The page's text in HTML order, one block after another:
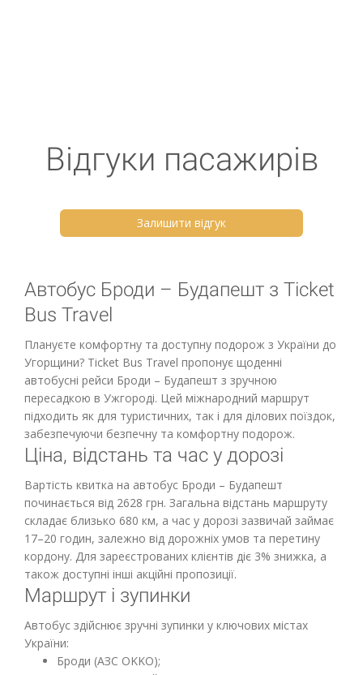
Автобуси з Броди
Автобуси в Будапешт
Ужгород - Будапешт
Від 1300 грн.
Львів - Будапешт
Львів - Будапешт
Від 1500 грн.
Ужгород - Будапешт
Від 1400 грн.
Відгуки пасажирів
Залишити відгук
Автобус Броди – Будапешт з Ticket
Bus Travel
Плануєте комфортну та доступну подорож з України до
Угорщини? Ticket Bus Travel пропонує щоденні
автобусні рейси Броди – Будапешт з зручною